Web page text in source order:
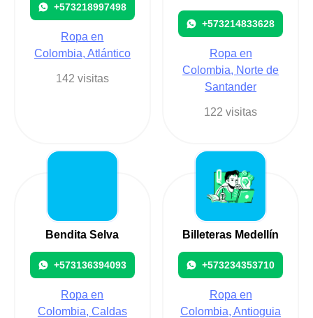
+573218997498
Ropa en
Colombia, Atlántico
142 visitas
+573214833628
Ropa en
Colombia, Norte de
Santander
122 visitas
Bendita Selva
+573136394093
Ropa en
Colombia, Caldas
Billeteras Medellín
+573234353710
Ropa en
Colombia, Antioguia